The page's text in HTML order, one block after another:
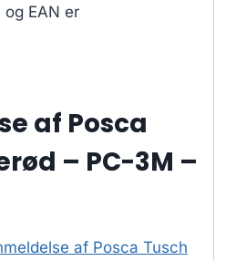
og EAN er
af Posca
– PC-3M –
af Posca Tusch